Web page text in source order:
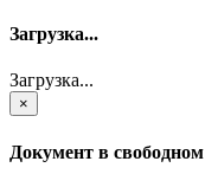
Загрузка...
Загрузка...
×
Документ в свободном